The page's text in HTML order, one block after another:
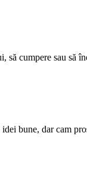
cumpere sau să
bune, dar cam